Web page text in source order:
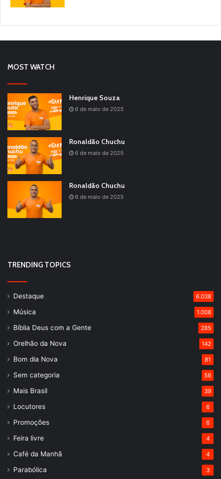
MOST WATCH
Henrique Souza
6 de maio de 2025
Ronaldão Chuchu
6 de maio de 2025
Ronaldão Chuchu
6 de maio de 2025
TRENDING TOPICS
Destaque 6.038
Música 1.008
Bíblia Deus com a Gente 285
Orelhão da Nova 142
Bom dia Nova 81
Sem categoria 56
Mais Brasil 39
Locutores 6
Promoções 6
Feira livre 4
Café da Manhã 4
Parabólica 3